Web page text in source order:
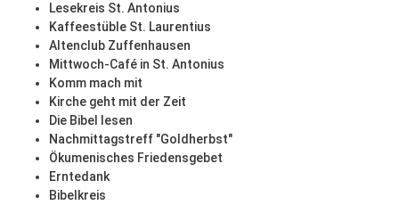
Lesekreis St. Antonius
Kaffeestüble St. Laurentius
Altenclub Zuffenhausen
Mittwoch-Café in St. Antonius
Komm mach mit
Kirche geht mit der Zeit
Die Bibel lesen
Nachmittagstreff "Goldherbst"
Ökumenisches Friedensgebet
Erntedank
Bibelkreis